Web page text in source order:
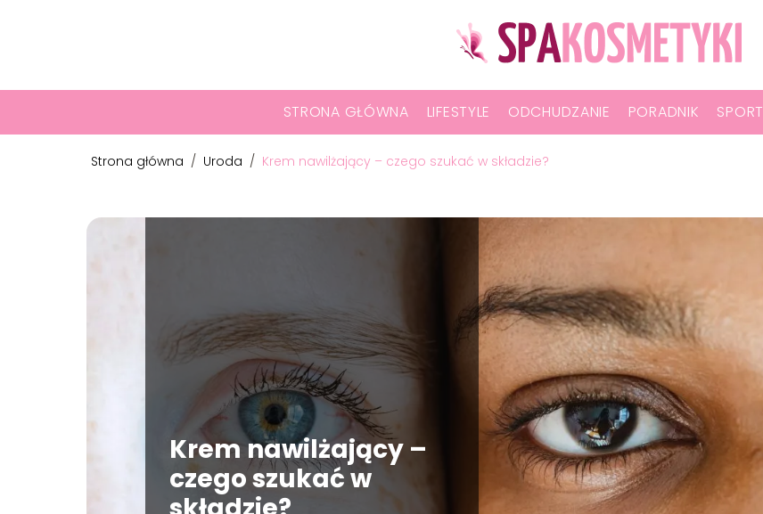
STRONA GŁÓWNA LIFESTYLE ODCHUDZANIE PORADNIK SPORT
Strona główna / Uroda / Krem nawilżający – czego szukać w składzie?
Krem nawilżający –
czego szukać w